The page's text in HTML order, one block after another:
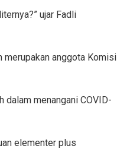
ujar Fadli
merupakan anggota Komisi
dalam menangani COVID-
elementer plus